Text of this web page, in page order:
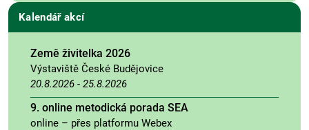
Kalendář akcí
Země živitelka 2026
Výstaviště České Budějovice
20.8.2026 - 25.8.2026
9. online metodická porada SEA
online – přes platformu Webex